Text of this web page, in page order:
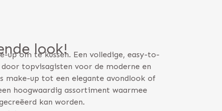
look!
up om te kussen. Een volledige, easy-to-
topvisagisten voor de moderne en
make-up tot een elegante avondlook of
hoogwaardig assortiment waarmee
kan worden.